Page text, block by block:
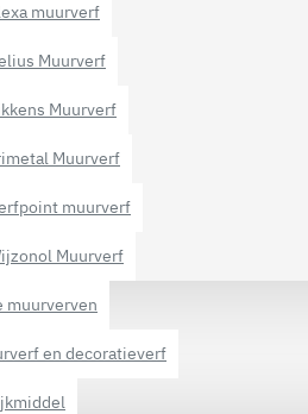
muurverf
Muurverf
Muurverf
Muurverf
muurverf
Muurverf
muurverven
en decoratieverf
Vanaf €